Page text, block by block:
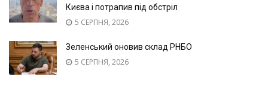
Києва і потрапив під обстріл
5 СЕРПНЯ, 2026
Зеленський оновив склад РНБО
5 СЕРПНЯ, 2026